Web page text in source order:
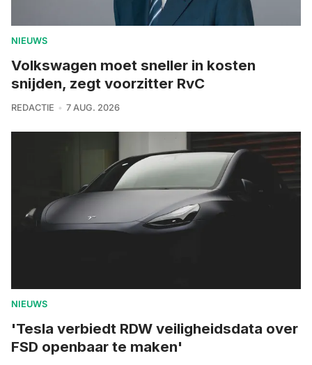
NIEUWS
Volkswagen moet sneller in kosten
snijden, zegt voorzitter RvC
REDACTIE 7 AUG. 2026
NIEUWS
'Tesla verbiedt RDW veiligheidsdata over
FSD openbaar te maken'